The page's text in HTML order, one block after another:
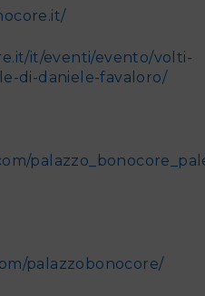
it/eventi/evento/volti-
di-daniele-favaloro/
palazzobonocore/